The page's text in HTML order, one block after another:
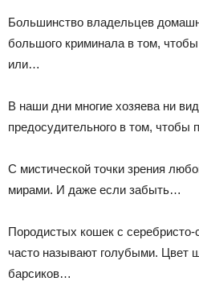
Большинство владельцев
большого криминала в том,
или…
В наши дни многие хозяева ни
предосудительного в том, чтобы
С мистической точки зрения
мирами. И даже если забыть…
Породистых кошек с
часто называют голубыми. Цвет
барсиков…